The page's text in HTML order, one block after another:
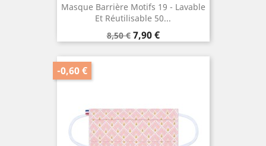
Masque Barrière Motifs 19 - Lavable
Et Réutilisable 50...
Prix
de
base
8,50 € Prix
7,90 €
-0,60 €